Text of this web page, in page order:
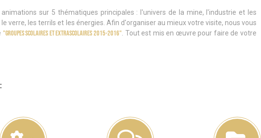
animations sur 5 thématiques principales : l'univers de la mine, l'industrie et les
verre, les terrils et les énergies. Afin d'organiser au mieux votre visite, nous vous
"Groupes scolaires et extrascolaires 2015-2016" . Tout est mis en œuvre pour faire de votre